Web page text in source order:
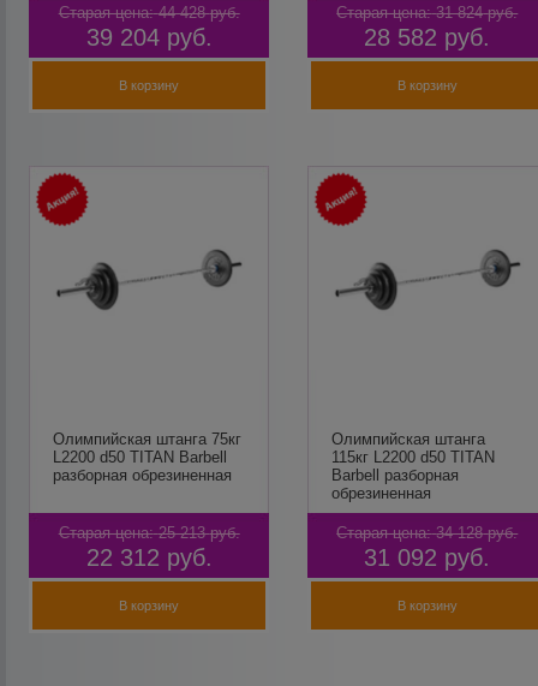
Старая цена: 44 428 руб.
39 204 руб.
В корзину
Старая цена: 31 824 руб.
28 582 руб.
В корзину
Олимпийская штанга 75кг
L2200 d50 TITAN Barbell
разборная обрезиненная
Старая цена: 25 213 руб.
22 312 руб.
В корзину
Олимпийская штанга
115кг L2200 d50 TITAN
Barbell разборная
обрезиненная
Старая цена: 34 128 руб.
31 092 руб.
В корзину